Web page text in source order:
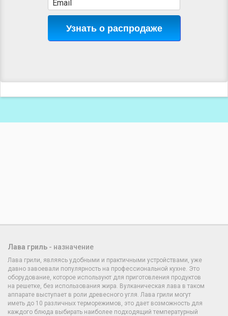
Узнать о распродаже
Лава гриль - назначение
Лава грили, являясь удобными и практичными устройствами, уже
давно завоевали популярность на профессиональной кухне. Это
оборудование, которое используют для приготовления продуктов
на решетке, без использования жира. Вулканическая лава в таком
аппарате выступает в роли древесного угля. Лава грили могут
иметь до 10 различных терморежимов, это дает возможность для
каждого блюда выбирать наиболее подходящий температурный